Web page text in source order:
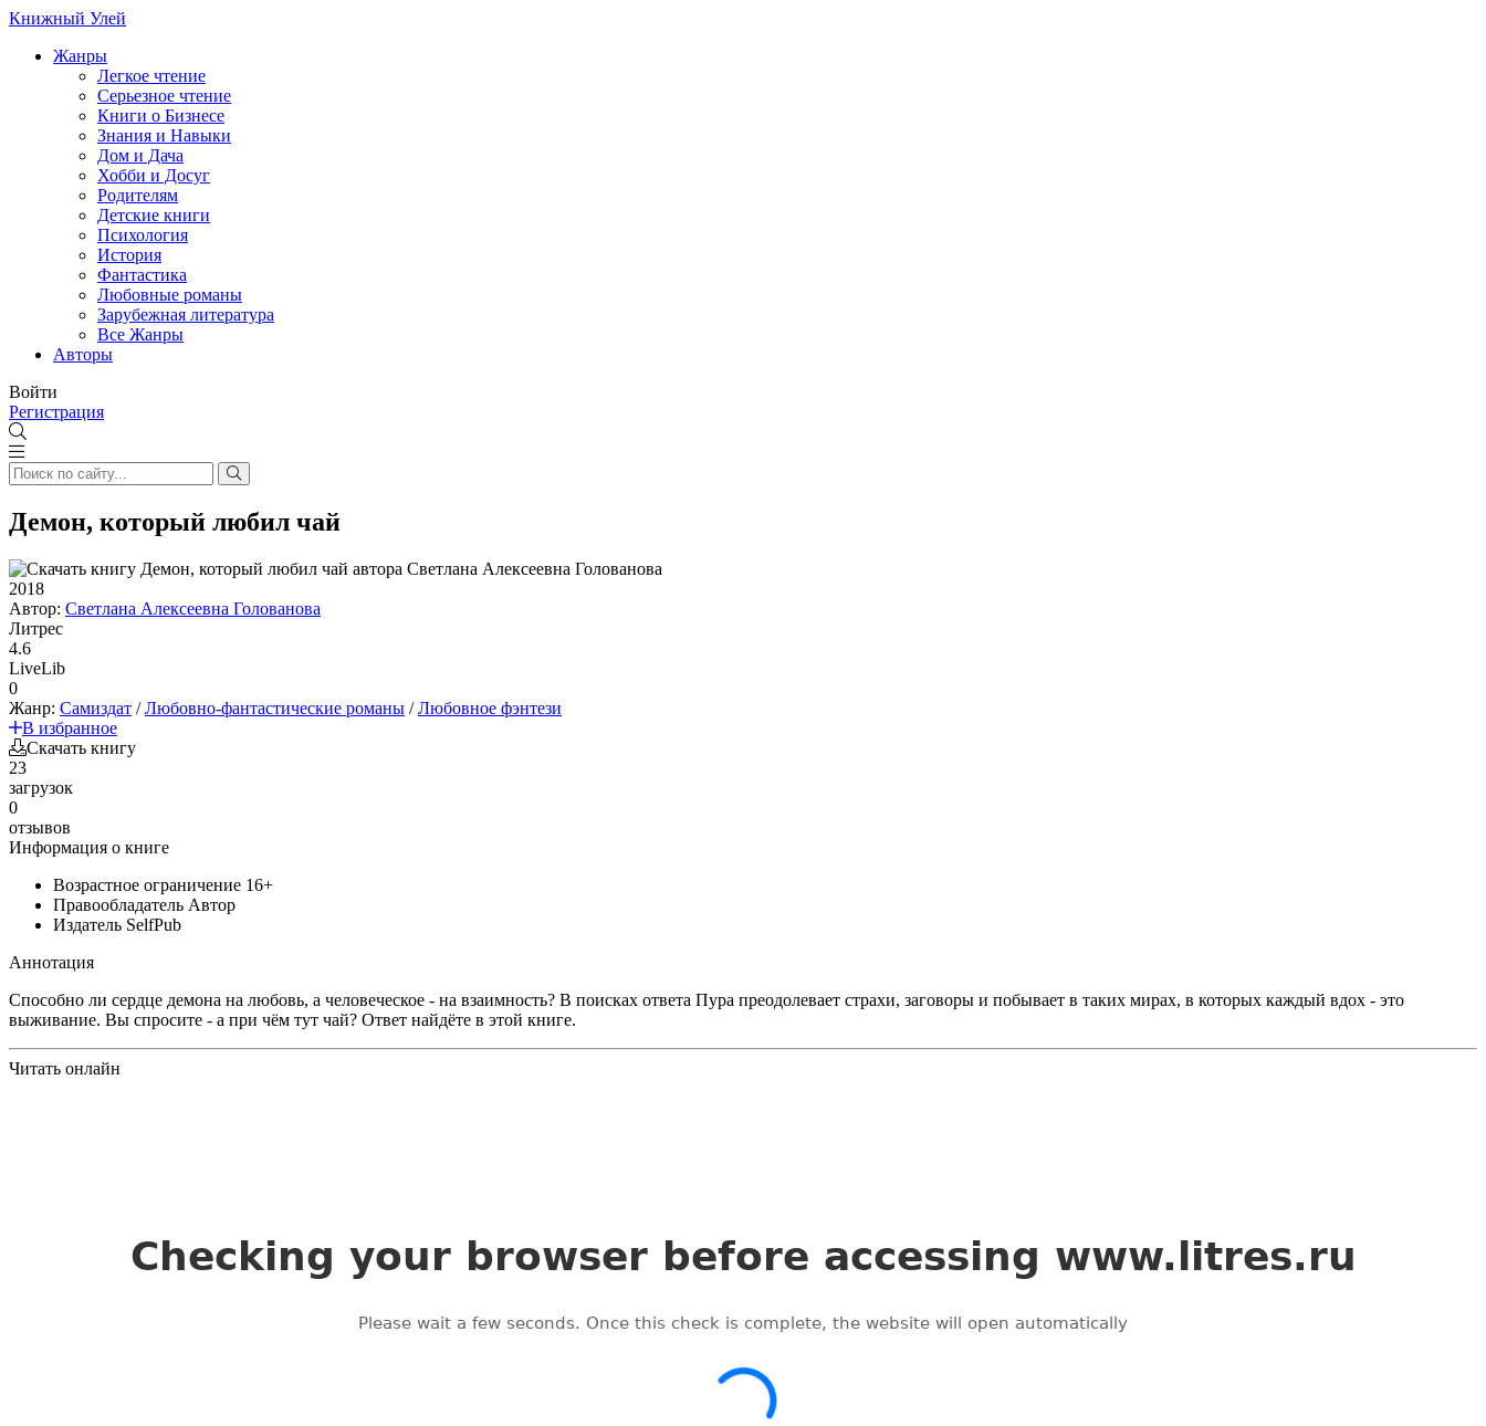
Книжный Улей
Жанры
Легкое чтение
Серьезное чтение
Книги о Бизнесе
Знания и Навыки
Дом и Дача
Хобби и Досуг
Родителям
Детские книги
Психология
История
Фантастика
Любовные романы
Зарубежная литература
Все Жанры
Авторы
Войти
Регистрация
Демон, который любил чай
2018
Автор: Светлана Алексеевна Голованова
Литрес
4.6
LiveLib
0
Жанр: Самиздат /Любовно-фантастические романы /Любовное фэнтези
В избранное
Скачать книгу
23
загрузок
0
отзывов
Информация о книге
Возрастное ограничение 16+
Правообладатель Автор
Издатель SelfPub
Аннотация
Способно ли сердце демона на любовь, а человеческое - на взаимность? В поисках ответа Пура преодолевает страхи, заговоры и побывает в таких мирах, в которых каждый вдох - это
выживание. Вы спросите - а при чём тут чай? Ответ найдёте в этой книге.
Читать онлайн